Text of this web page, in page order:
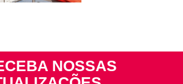
NOSSAS